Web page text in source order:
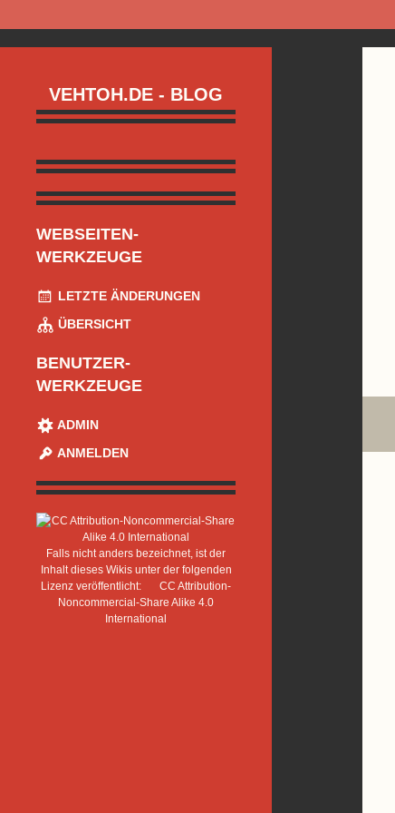
VEHTOH.DE - BLOG
WEBSEITEN-
WERKZEUGE
LETZTE ÄNDERUNGEN
ÜBERSICHT
BENUTZER-
WERKZEUGE
ADMIN
ANMELDEN
Falls nicht anders bezeichnet, ist der
Inhalt dieses Wikis unter der folgenden
Lizenz veröffentlicht:
CC Attribution-
Noncommercial-Share Alike 4.0
International